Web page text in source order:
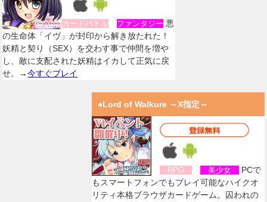
カードバトル ファンタジー 悪
の生命体「イヴ」が封印から解き放たれた！
妖精と契り（SEX）を交わす事で仲間を増や
し、敵に支配された妖精はイカして正気に戻
せ。→今すぐプレイ
●Lord of Walkure ～X指定～
RPG 美少女
PCで
もスマートフォンでもプレイ可能なハイクオ
リティ本格ブラウザカードゲーム。囚われの